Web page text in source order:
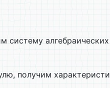
систему
получим